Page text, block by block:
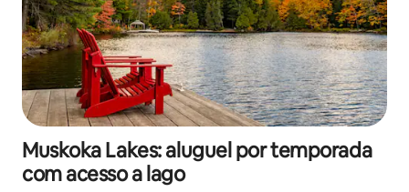
Muskoka Lakes: aluguel por temporada
com acesso a lago